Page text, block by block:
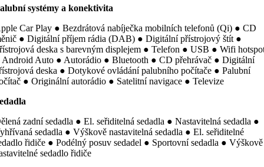
systémy a konektivita
Car Play ● Bezdrátová nabíječka mobilních telefonů (Qi) ● CD
● Digitální příjem rádia (DAB) ● Digitální přístrojový štít ●
deska s barevným displejem ● Telefon ● USB ● Wifi
Android Auto ● Autorádio ● Bluetooth ● CD přehrávač ● Digitální
deska ● Dotykové ovládání palubního počítače ● Palubní
● Originální autorádio ● Satelitní navigace ● Televize
zadní sedadla ● El. seřiditelná sedadla ● Nastavitelná sedadla ●
sedadla ● Výškově nastavitelná sedadla ● El. seřiditelné
řidiče ● Podélný posuv sedadel ● Sportovní sedadla ● Výškově
sedadlo řidiče